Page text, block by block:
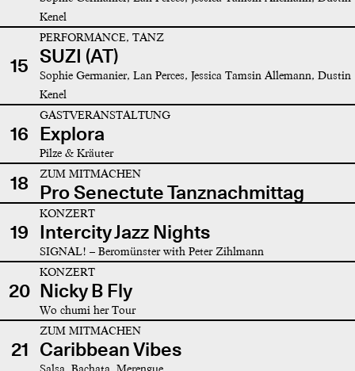
Kenel
15
PERFORMANCE, TANZ
SUZI (AT)
Sophie Germanier, Lan Perces, Jessica Tamsin Allemann, Dustin
Kenel
16
GASTVERANSTALTUNG
Explora
Pilze & Kräuter
18 ZUM MITMACHEN
Pro Senectute Tanznachmittag
19
KONZERT
Intercity Jazz Nights
SIGNAL! – Beromünster with Peter Zihlmann
20
KONZERT
Nicky B Fly
Wo chumi her Tour
21
ZUM MITMACHEN
Caribbean Vibes